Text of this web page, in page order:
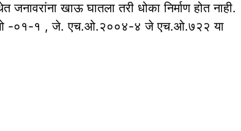
खाऊ घातला तरी धोका निर्माण होत नाही.
-०१-१ , जे. एच.ओ.२००४-४ जे एच.ओ.७२२ या